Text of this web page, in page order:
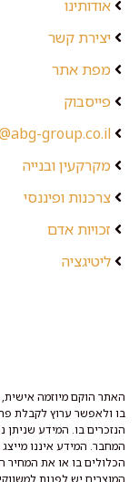
אודותינו
יצירת קשר
מפת אתר
פייסבוק
group.co.il
מקרקעין ובנייה
צרכנות ופיננסי
זכויות אדם
ליטיגציה
האתר הוקם מיוזמה
בו ולאפשר ערוץ לקבלת
הנזכרים בו. המידע שניתן
המחבר. המידע איננו
הכלולים בו או את המחיר
המוצרים יש לפנות